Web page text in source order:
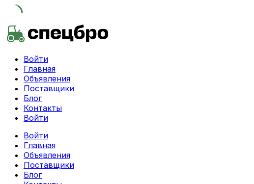
Skip
to
Войти
Главная
Объявления
Поставщики
Блог
Контакты
Войти
Войти
Главная
Объявления
Поставщики
Блог